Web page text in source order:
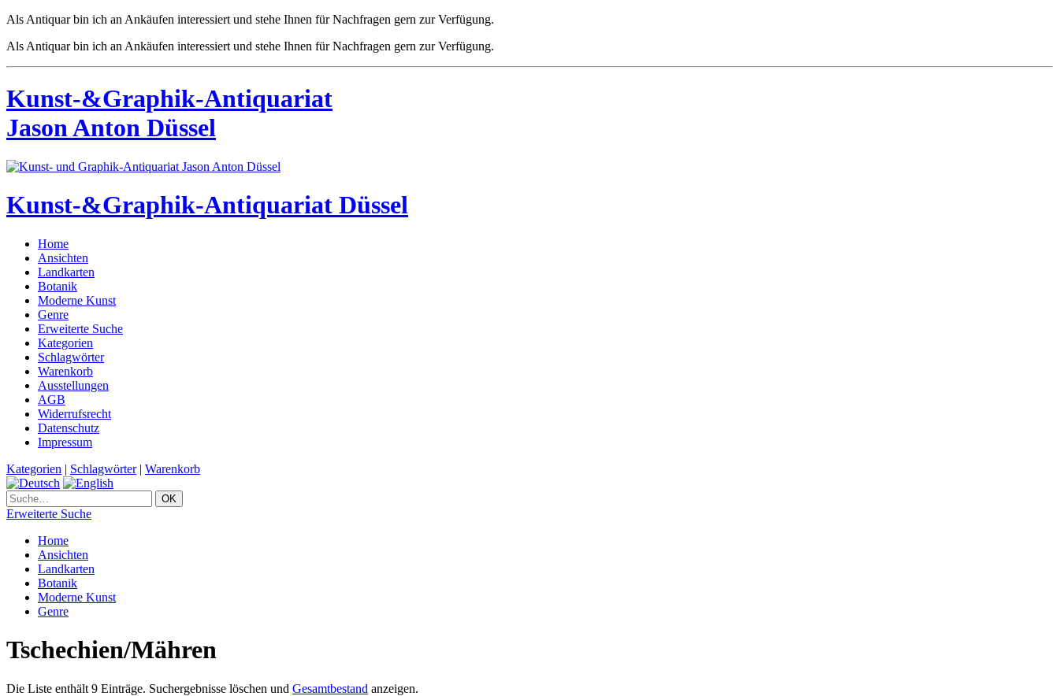
Als Antiquar bin ich an Ankäufen interessiert und stehe Ihnen für Nachfragen gern zur Verfügung.
Als Antiquar bin ich an Ankäufen interessiert und stehe Ihnen für Nachfragen gern zur Verfügung.
Kunst-&Graphik-Antiquariat
Jason Anton Düssel
Kunst-&Graphik-Antiquariat Düssel
Home
Ansichten
Landkarten
Botanik
Moderne Kunst
Genre
Erweiterte Suche
Kategorien
Schlagwörter
Warenkorb
Ausstellungen
AGB
Widerrufsrecht
Datenschutz
Impressum
Kategorien | Schlagwörter| Warenkorb
Erweiterte Suche
Home
Ansichten
Landkarten
Botanik
Moderne Kunst
Genre
Tschechien/Mähren
Die Liste enthält 9 Einträge. Suchergebnisse löschen und Gesamtbestand anzeigen.